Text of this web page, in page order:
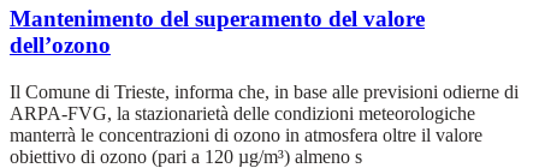
Mantenimento del superamento del valore
dell’ozono
Il Comune di Trieste, informa che, in base alle previsioni odierne di
ARPA-FVG, la stazionarietà delle condizioni meteorologiche
manterrà le concentrazioni di ozono in atmosfera oltre il valore
obiettivo di ozono (pari a 120 µg/m³) almeno s